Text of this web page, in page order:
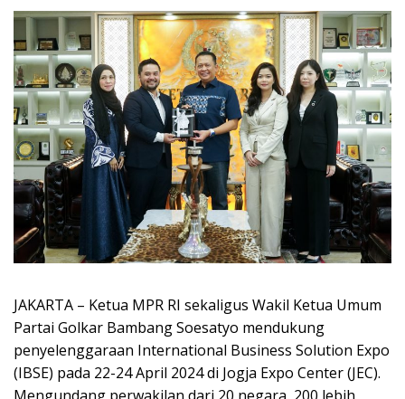
JAKARTA – Ketua MPR RI sekaligus Wakil Ketua Umum
Partai Golkar Bambang Soesatyo mendukung
penyelenggaraan International Business Solution Expo
(IBSE) pada 22-24 April 2024 di Jogja Expo Center (JEC).